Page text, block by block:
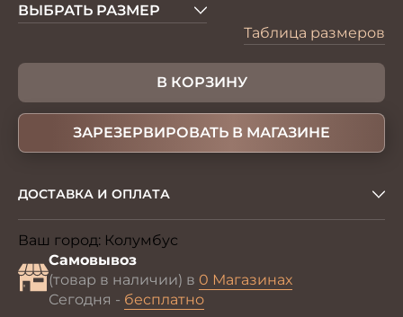
ВЫБРАТЬ РАЗМЕР
Таблица размеров
В КОРЗИНУ
ЗАРЕЗЕРВИРОВАТЬ В МАГАЗИНЕ
ДОСТАВКА И ОПЛАТА
Ваш город: Колумбус
Самовывоз
(товар в наличии) в 0 Магазинах
Сегодня - бесплатно